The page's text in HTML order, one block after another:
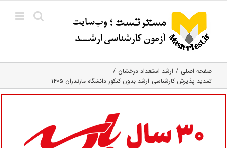
content
صفحه اصلی
ارشد استعداد درخشان
تمدید پذیرش کارشناسی ارشد بدون کنکور دانشگاه مازندران ۱۴۰۵